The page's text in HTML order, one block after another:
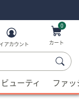
アカウント
0
カート
ビューティ ファ